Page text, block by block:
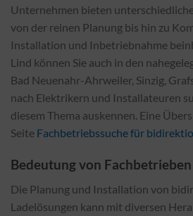
Unternehmen bieten
von der reinen Planung bis hin zu
Installation und Inbetriebnahme
Lind können Sie auch in den
Bad Neuenahr-Ahrweiler, Sinzig,
nach Elektrikern und Installateuren
diesem Thema auskennen. Eine
Seite Fachbetriebssuche für
Bedeutung von
Die Planung und Installation von
Ladelösungen kann mit diversen